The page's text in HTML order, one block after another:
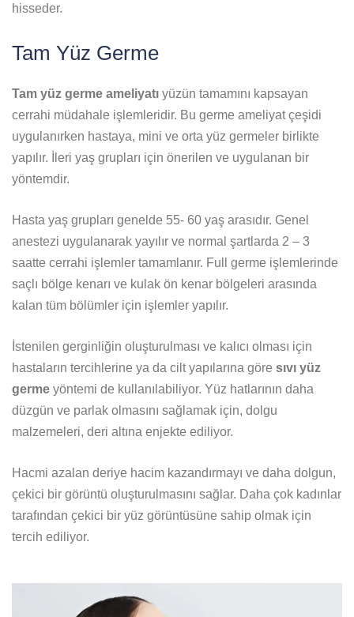
hisseder.
Tam Yüz Germe
Tam yüz germe ameliyatı yüzün tamamını kapsayan
cerrahi müdahale işlemleridir. Bu germe ameliyat çeşidi
uygulanırken hastaya, mini ve orta yüz germeler birlikte
yapılır. İleri yaş grupları için önerilen ve uygulanan bir
yöntemdir.
Hasta yaş grupları genelde 55- 60 yaş arasıdır. Genel
anestezi uygulanarak yayılır ve normal şartlarda 2 – 3
saatte cerrahi işlemler tamamlanır. Full germe işlemlerinde
saçlı bölge kenarı ve kulak ön kenar bölgeleri arasında
kalan tüm bölümler için işlemler yapılır.
İstenilen gerginliğin oluşturulması ve kalıcı olması için
hastaların tercihlerine ya da cilt yapılarına göre sıvı yüz
germe yöntemi de kullanılabiliyor. Yüz hatlarının daha
düzgün ve parlak olmasını sağlamak için, dolgu
malzemeleri, deri altına enjekte ediliyor.
Hacmi azalan deriye hacim kazandırmayı ve daha dolgun,
çekici bir görüntü oluşturulmasını sağlar. Daha çok kadınlar
tarafından çekici bir yüz görüntüsüne sahip olmak için
tercih ediliyor.